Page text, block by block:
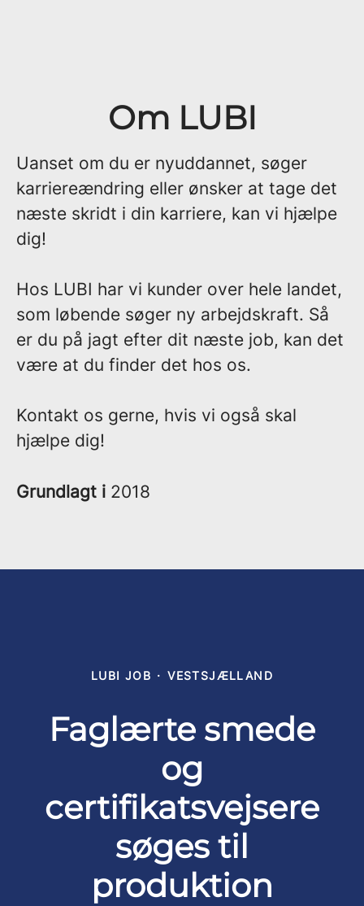
Om LUBI
Uanset om du er nyuddannet, søger
karriereændring eller ønsker at tage det
næste skridt i din karriere, kan vi hjælpe
dig!
Hos LUBI har vi kunder over hele landet,
som løbende søger ny arbejdskraft. Så
er du på jagt efter dit næste job, kan det
være at du finder det hos os.
Kontakt os gerne, hvis vi også skal
hjælpe dig!
Grundlagt i 2018
LUBI JOB · VESTSJÆLLAND
Faglærte smede
og
certifikatsvejsere
søges til
produktion